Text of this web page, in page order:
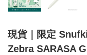
現貨｜限定
Zebra SARASA